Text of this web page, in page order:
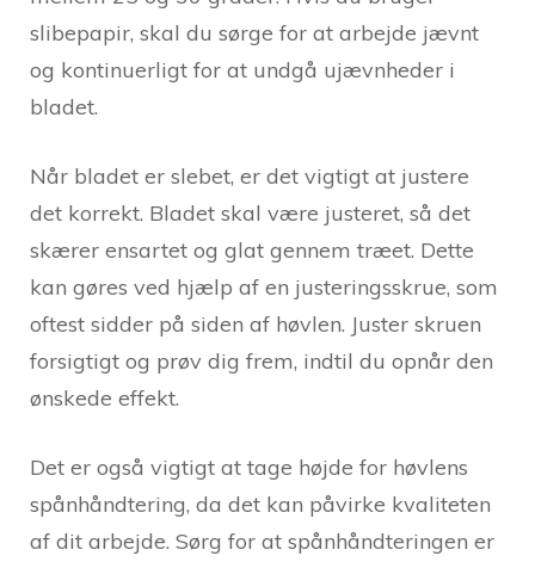
slibepapir, skal du sørge for at arbejde jævnt
og kontinuerligt for at undgå ujævnheder i
bladet.
Når bladet er slebet, er det vigtigt at justere
det korrekt. Bladet skal være justeret, så det
skærer ensartet og glat gennem træet. Dette
kan gøres ved hjælp af en justeringsskrue, som
oftest sidder på siden af høvlen. Juster skruen
forsigtigt og prøv dig frem, indtil du opnår den
ønskede effekt.
Det er også vigtigt at tage højde for høvlens
spånhåndtering, da det kan påvirke kvaliteten
af dit arbejde. Sørg for at spånhåndteringen er